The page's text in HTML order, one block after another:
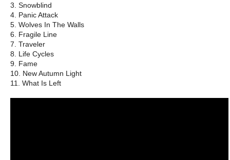
3. Snowblind
4. Panic Attack
5. Wolves In The Walls
6. Fragile Line
7. Traveler
8. Life Cycles
9. Fame
10. New Autumn Light
11. What Is Left